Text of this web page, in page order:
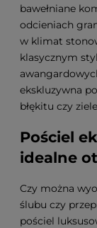
bawełniane
odcieniach
w klimat
klasycznym
ekskluzywna
błękitu czy
Pościel
idealne
Czy można
ślubu czy
pościel